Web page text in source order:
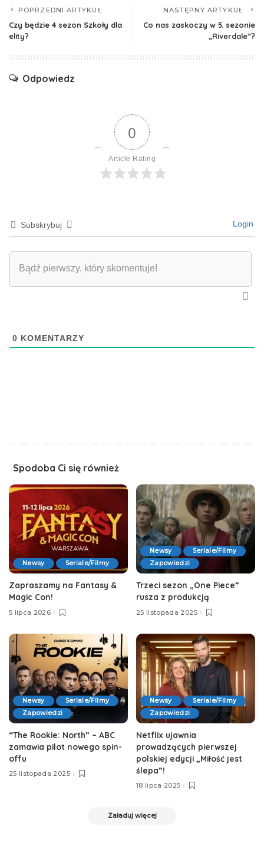
POPRZEDNI ARTYKUŁ
Czy będzie 4 sezon Szkoły dla
elity?
NASTĘPNY ARTYKUŁ
Co nas zaskoczy w 5. sezonie
„Riverdale”?
Odpowiedz
0
Article Rating
Subskrybuj Login
0 KOMENTARZY
Spodoba Ci się również
Newsy Seriale/Filmy
Zapraszamy na Fantasy &
Magic Con!
5 lipca 2026
Newsy
Seriale/Filmy
Zapowiedzi
Trzeci sezon „One Piece”
rusza z produkcją
25 listopada 2025
Newsy
Seriale/Filmy
Zapowiedzi
“The Rookie: North” – ABC
zamawia pilot nowego spin-
offu
25 listopada 2025
Newsy
Seriale/Filmy
Zapowiedzi
Netflix ujawnia
prowadzących pierwszej
polskiej edycji „Miłość jest
ślepa”!
18 lipca 2025
Załaduj więcej